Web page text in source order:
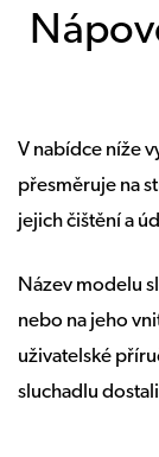
V nabídce níže
přesměruje na
jejich čištění a
Název modelu
nebo na jeho
uživatelské
sluchadlu